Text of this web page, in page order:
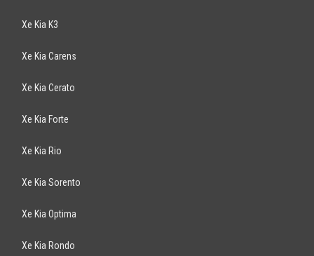
Xe Kia K3
Xe Kia Carens
Xe Kia Cerato
Xe Kia Forte
Xe Kia Rio
Xe Kia Sorento
Xe Kia Optima
Xe Kia Rondo